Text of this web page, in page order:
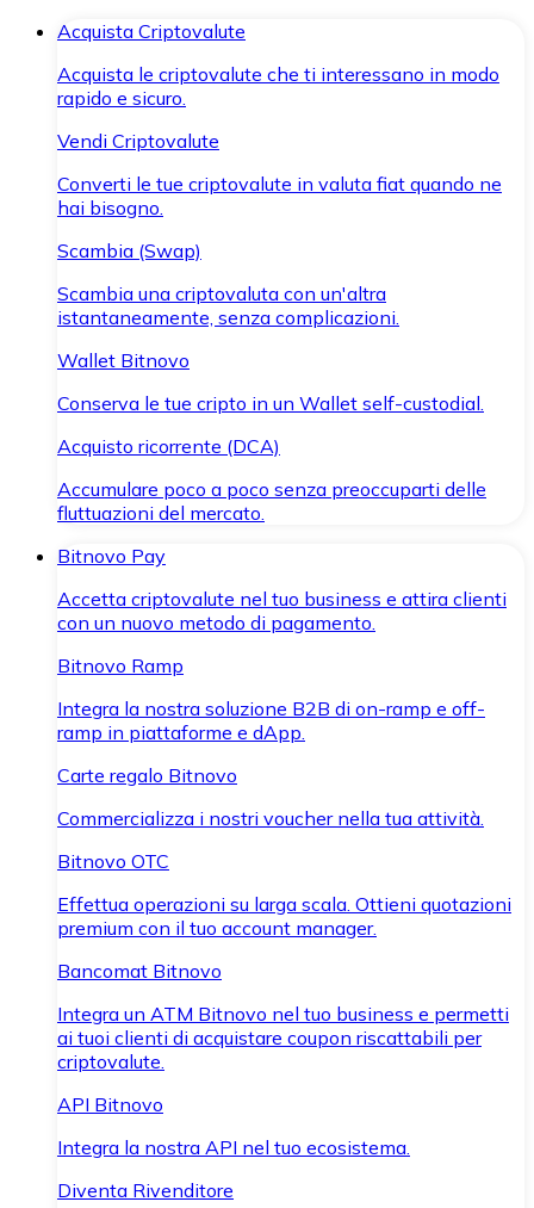
Acquista Criptovalute
Acquista le criptovalute che ti interessano in modo
rapido e sicuro.
Vendi Criptovalute
Converti le tue criptovalute in valuta fiat quando ne
hai bisogno.
Scambia (Swap)
Scambia una criptovaluta con un'altra
istantaneamente, senza complicazioni.
Wallet Bitnovo
Conserva le tue cripto in un Wallet self-custodial.
Acquisto ricorrente (DCA)
Accumulare poco a poco senza preoccuparti delle
fluttuazioni del mercato.
Bitnovo Pay
Accetta criptovalute nel tuo business e attira clienti
con un nuovo metodo di pagamento.
Bitnovo Ramp
Integra la nostra soluzione B2B di on-ramp e off-
ramp in piattaforme e dApp.
Carte regalo Bitnovo
Commercializza i nostri voucher nella tua attività.
Bitnovo OTC
Effettua operazioni su larga scala. Ottieni quotazioni
premium con il tuo account manager.
Bancomat Bitnovo
Integra un ATM Bitnovo nel tuo business e permetti
ai tuoi clienti di acquistare coupon riscattabili per
criptovalute.
API Bitnovo
Integra la nostra API nel tuo ecosistema.
Diventa Rivenditore